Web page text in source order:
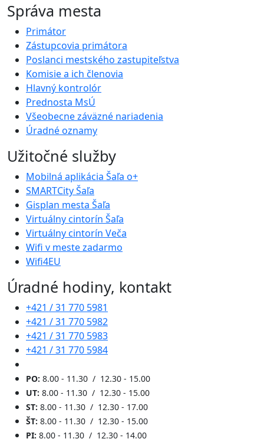
Správa mesta
Primátor
Zástupcovia primátora
Poslanci mestského zastupiteľstva
Komisie a ich členovia
Hlavný kontrolór
Prednosta MsÚ
Všeobecne záväzné nariadenia
Úradné oznamy
Užitočné služby
Mobilná aplikácia Šaľa o+
SMARTCity Šaľa
Gisplan mesta Šaľa
Virtuálny cintorín Šaľa
Virtuálny cintorín Veča
Wifi v meste zadarmo
Wifi4EU
Úradné hodiny, kontakt
+421 / 31 770 5981
+421 / 31 770 5982
+421 / 31 770 5983
+421 / 31 770 5984
PO: 8.00 - 11.30 / 12.30 - 15.00
UT: 8.00 - 11.30 / 12.30 - 15.00
ST: 8.00 - 11.30 / 12.30 - 17.00
ŠT: 8.00 - 11.30 / 12.30 - 15.00
PI: 8.00 - 11.30 / 12.30 - 14.00